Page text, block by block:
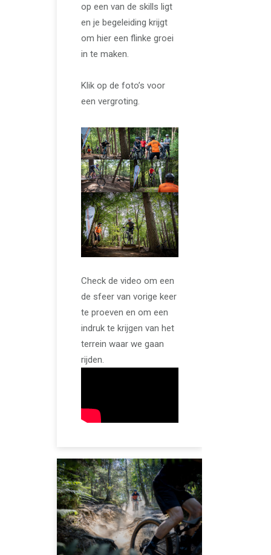
op een van de skills ligt
en je begeleiding krijgt
om hier een flinke groei
in te maken.
Klik op de foto’s voor
een vergroting.
Check de video om een
de sfeer van vorige keer
te proeven en om een
indruk te krijgen van het
terrein waar we gaan
rijden.